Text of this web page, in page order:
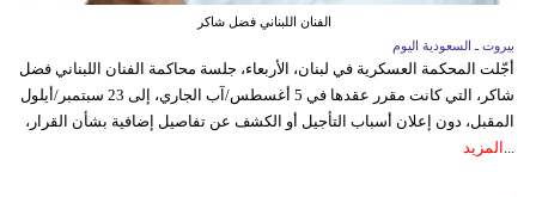
الفنان اللبناني فضل شاكر
بيروت ـ السعودية اليوم
أجّلت المحكمة العسكرية في لبنان، الأربعاء، جلسة محاكمة الفنان اللبناني فضل
شاكر، التي كانت مقرر عقدها في 5 أغسطس/آب الجاري، إلى 23 سبتمبر/أيلول
المقبل، دون إعلان أسباب التأجيل أو الكشف عن تفاصيل إضافية بشأن القرار،
... المزيد